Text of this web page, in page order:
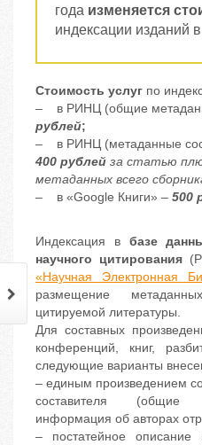
года изменяется
индексации изданий
Стоимость услуг по
– в РИНЦ (общие
рублей;
– в РИНЦ (метаданные
400 рублей за статью
метаданных всего
– в «Google Книги» – 500
Индексация в базе
научного цитирования
«Научная Электронная
размещение
цитируемой литературы.
Для составных
конференций, книг,
следующие варианты
– единым произведением
составителя (общие
информация об авторах
– постатейное